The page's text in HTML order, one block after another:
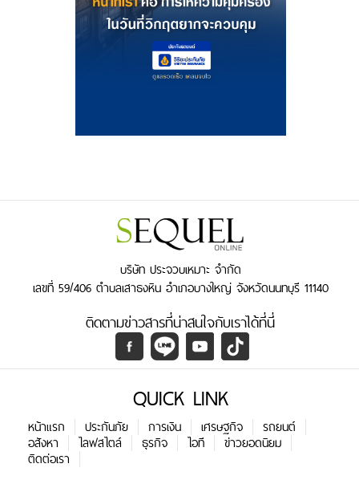
บริษัท ประจวบเหมาะ จำกัด
เลขที่ 59/406 ตำบลเสาธงหิน อำเภอบางใหญ่ จังหวัดนนทบุรี 11140
ติดตามข่าวสารที่น่าสนใจกับเราได้ที่นี่
QUICK LINK
หน้าแรก ประกันภัย การเงิน เศรษฐกิจ
รถยนต์
อสังหา
ไลฟสไตล์ ธุรกิจ ไอที
ข่าวยอดนิยม
ติดต่อเรา